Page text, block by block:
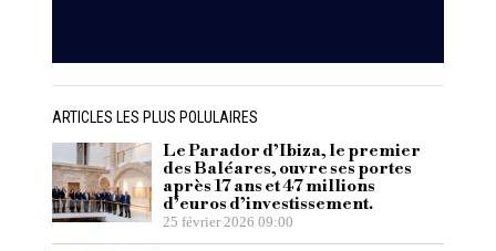
ARTICLES LES PLUS POLULAIRES
Le Parador d’Ibiza, le premier
des Baléares, ouvre ses portes
après 17 ans et 47 millions
d’euros d’investissement.
25 février 2026 09:00